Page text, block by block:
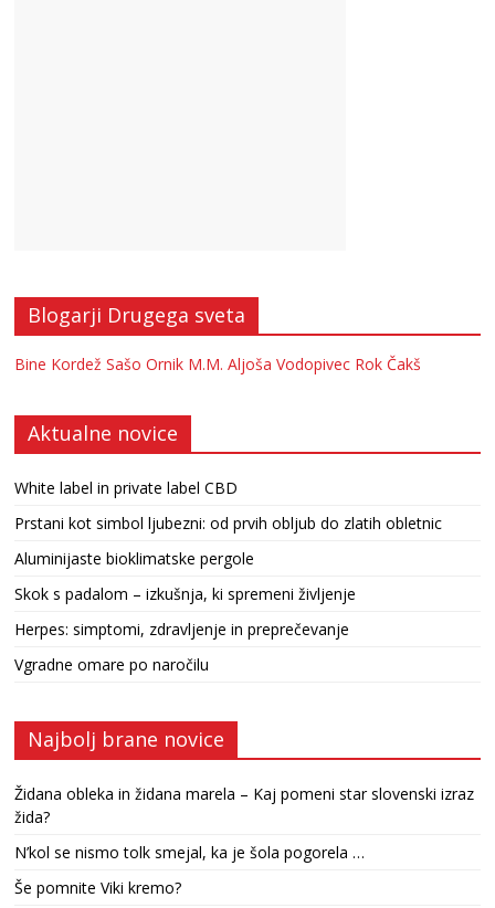
Blogarji Drugega sveta
Bine Kordež Sašo Ornik M.M. Aljoša Vodopivec Rok Čakš
Aktualne novice
White label in private label CBD
Prstani kot simbol ljubezni: od prvih obljub do zlatih obletnic
Aluminijaste bioklimatske pergole
Skok s padalom – izkušnja, ki spremeni življenje
Herpes: simptomi, zdravljenje in preprečevanje
Vgradne omare po naročilu
Najbolj brane novice
Židana obleka in židana marela – Kaj pomeni star slovenski izraz
žida?
N’kol se nismo tolk smejal, ka je šola pogorela …
Še pomnite Viki kremo?